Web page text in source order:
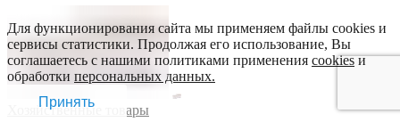
Хозяйственные товары
Для функционирования сайта мы применяем файлы cookies и
сервисы статистики. Продолжая его использование, Вы
соглашаетесь с нашими политиками применения cookiesи
обработки персональных данных.
Принять